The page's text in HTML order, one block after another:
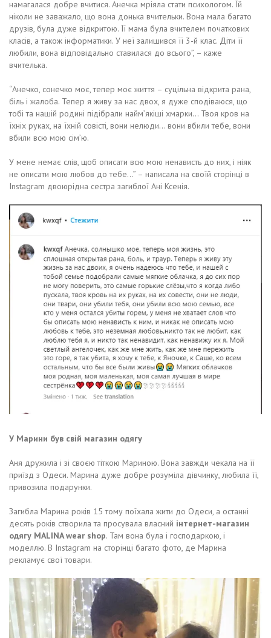
намагалася добре вчитися. Анечка мріяла стати психологом. Їй
ніколи не заважало, що вона донька вчительки. Вона мала багато
друзів, була дуже відкритою. Її мама була вчителем початкових
класів, а також інформатики. У неї залишився її 3-й клас. Діти її
любили, вона відповідально ставилася до всього”, – каже
вчителька.
“Анечко, сонечко моє, тепер моє життя – суцільна відкрита рана,
біль і жалоба. Тепер я живу за нас двох, я дуже сподіваюся, що
тобі та нашій родині підібрали найм’якіші хмарки… Твоя кров на
їхніх руках, на їхній совісті, вони нелюди… вони вбили тебе, вони
вбили всю мою сім’ю.
У мене немає слів, щоб описати всю мою ненависть до них, і ніяк
не описати мою любов до тебе…” – написала на своїй сторінці в
Instagram двоюрідна сестра загиблої Ані Ксенія.
У Марини був свій магазин одягу
Аня дружила і зі своєю тіткою Мариною. Вона завжди чекала на її
приїзд з Одеси. Марина дуже добре розуміла дівчинку, любила її,
привозила подарунки.
Загибла Марина років 15 тому поїхала жити до Одеси, а останні
десять років створила та просувала власний інтернет-магазин
одягу MALINA wear shop. Там вона була і господаркою, і
моделлю. В Instagram на сторінці багато фото, де Марина
рекламує свої товари.